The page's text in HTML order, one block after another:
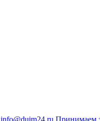
info@duim24.ru Принимаем